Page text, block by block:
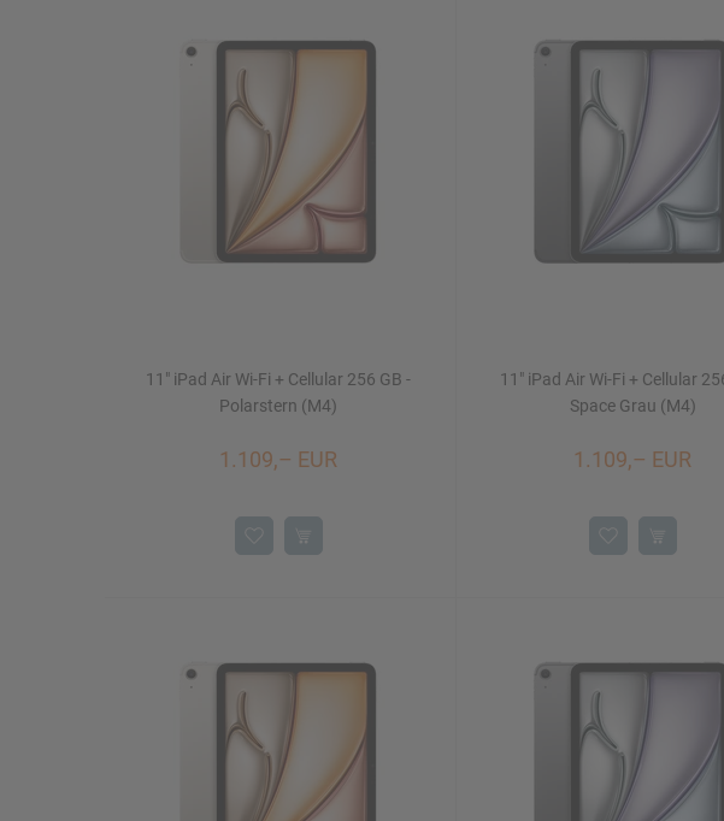
11" iPad Air Wi-Fi + Cellular 256 GB -
Polarstern (M4)
1.109,– EUR
11" iPad Air Wi-Fi + Cellular
Space Grau (M4)
1.109,– EUR